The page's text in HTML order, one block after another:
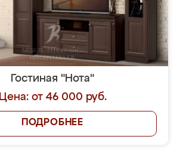
Гостиная "Нота"
Цена: от 46 000 руб.
ПОДРОБНЕЕ